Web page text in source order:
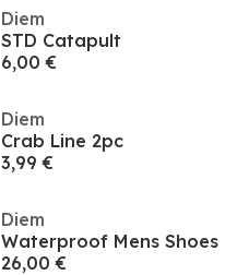
Diem
STD Catapult
6,00 €
Diem
Crab Line 2pc
3,99 €
Diem
Waterproof Mens Shoes
26,00 €